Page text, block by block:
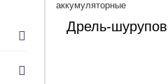
аккумуляторные
Дрель-